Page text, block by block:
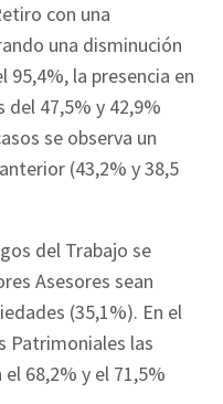
con una
una disminución
95,4%, la presencia en
del 47,5% y 42,9%
se observa un
(43,2% y 38,5
del Trabajo se
Asesores sean
(35,1%). En el
Patrimoniales las
68,2% y el 71,5%